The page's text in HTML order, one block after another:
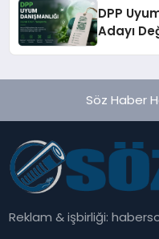
DPP
Adayı
Söz Haber
Reklam & işbirliği: